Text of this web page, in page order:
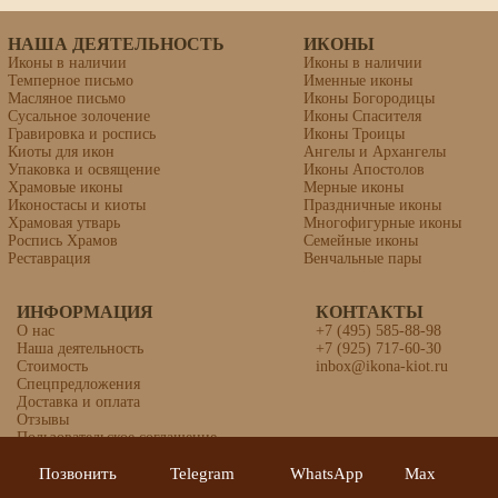
Икона «Виктория Никомидийская»
НАША ДЕЯТЕЛЬНОСТЬ
Иконы в наличии
Темперное письмо
Масляное письмо
Сусальное золочение
Гравировка и роспись
Киоты для икон
Упаковка и освящение
Храмовые иконы
Иконостасы и киоты
Храмовая утварь
Роспись Храмов
Реставрация
ИКОНЫ
Иконы в наличии
Именные иконы
Иконы Богородицы
Иконы Спасителя
Иконы Троицы
Ангелы и Архангелы
Иконы Апостолов
Мерные иконы
Праздничные иконы
Многофигурные иконы
Семейные иконы
Венчальные пары
ИНФОРМАЦИЯ
О нас
Наша деятельность
Стоимость
Спецпредложения
Доставка и оплата
Отзывы
Пользовательское соглашение
КОНТАКТЫ
+7 (495) 585-88-98
+7 (925) 717-60-30
inbox@ikona-kiot.ru
© 2025 Союз иконописцев «Православная Икона»
Позвонить Telegram WhatsApp Max